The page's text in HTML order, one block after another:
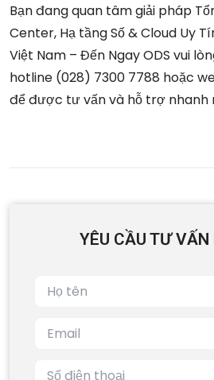
Bạn đang quan tâm giải pháp
Center, Hạ tầng Số & Cloud Uy
Việt Nam – Đến Ngay ODS vui
hotline (028) 7300 7788 hoặc
để được tư vấn và hỗ trợ nhanh
YÊU CẦU TƯ VẤN